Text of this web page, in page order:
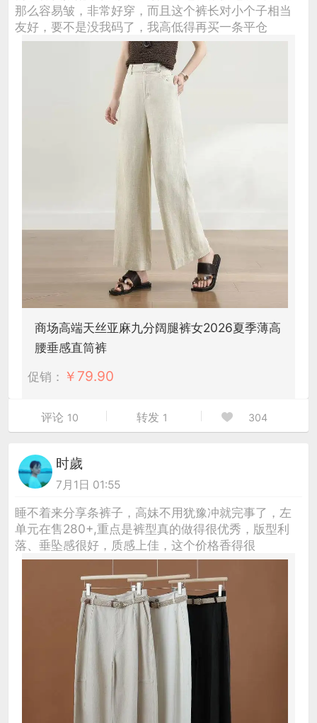
那么容易皱，非常好穿，而且这个裤长对小个子相当
友好，要不是没我码了，我高低得再买一条平仓
商场高端天丝亚麻九分阔腿裤女2026夏季薄高
腰垂感直筒裤
促销： ￥ 79.90
评论 10 转发 1 304
时歲
7月1日 01:55
睡不着来分享条裤子，高妹不用犹豫冲就完事了，左
单元在售280+,重点是裤型真的做得很优秀，版型利
落、垂坠感很好，质感上佳，这个价格香得很